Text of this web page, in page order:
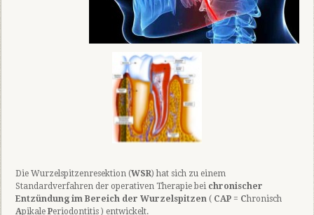
Die Wurzelspitzenresektion (WSR) hat sich zu einem
Standardverfahren der operativen Therapie bei chronischer
Entzündung im Bereich der Wurzelspitzen (CAP= Chronisch
Apikale Periodontitis ) entwickelt.